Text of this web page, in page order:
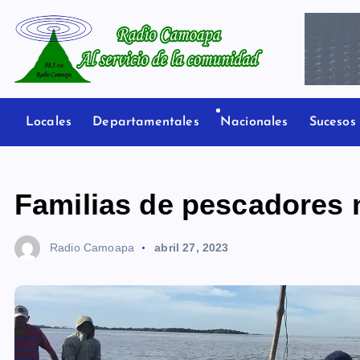
a
Locales Departamentales Nacionales Sucesos
Familias de pescadores
Radio Camoapa abril 27, 2023